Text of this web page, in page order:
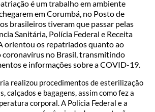
é um trabalho em ambiente
em Corumbá, no Posto de
brasileiros tiveram que passar pelas
Sanitária, Polícia Federal e Receita
orientou os repatriados quanto ao
no Brasil, transmitindo
e informações sobre a COVID-19.
realizou procedimentos de esterilização
calçados e bagagens, assim como fez a
corporal. A Policia Federal e a